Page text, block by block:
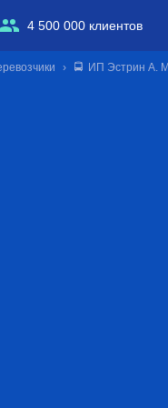
4 500 000 клиентов
🚍 ИП Эстрин А.